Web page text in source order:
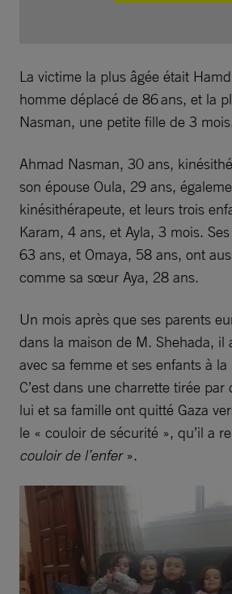
La victime la plus âgée était
homme déplacé de 86 ans, et la
Nasman, une petite fille de 3
Ahmad Nasman, 30 ans,
son épouse Oula, 29 ans,
kinésithérapeute, et leurs trois
Karam, 4 ans, et Ayla, 3 mois.
63 ans, et Omaya, 58 ans, ont
comme sa sœur Aya, 28 ans.
Un mois après que ses parents
dans la maison de M. Shehada, il
avec sa femme et ses enfants à
C’est dans une charrette tirée par
lui et sa famille ont quitté Gaza
le « couloir de sécurité », qu’il a
couloir de l’enfer».